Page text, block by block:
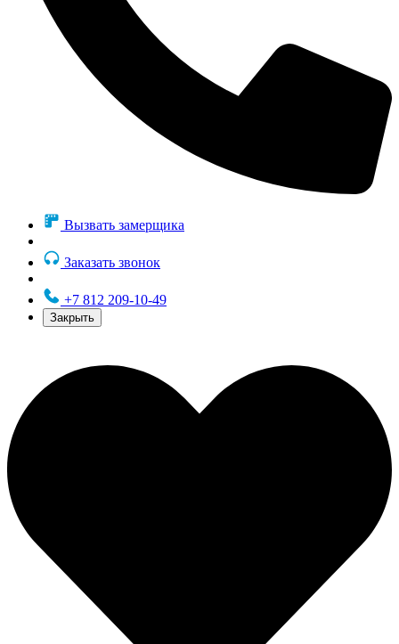
Вызвать замерщика
Заказать звонок
+7 812 209-10-49
Закрыть